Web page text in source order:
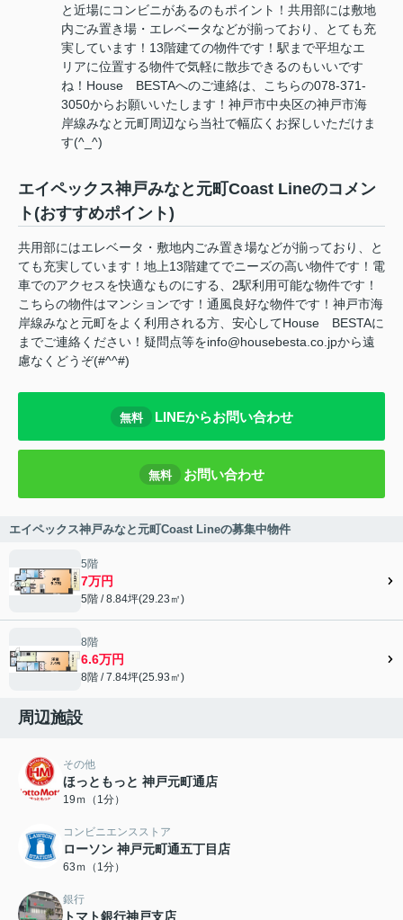
と近場にコンビニがあるのもポイント！共用部には敷地
内ごみ置き場・エレベータなどが揃っており、とても充
実しています！13階建ての物件です！駅まで平坦なエ
リアに位置する物件で気軽に散歩できるのもいいです
ね！House BESTAへのご連絡は、こちらの078-371-
3050からお願いいたします！神戸市中央区の神戸市海
岸線みなと元町周辺なら当社で幅広くお探しいただけま
す(^_^)
エイペックス神戸みなと元町Coast Lineのコメン
ト(おすすめポイント)
共用部にはエレベータ・敷地内ごみ置き場などが揃っており、と
ても充実しています！地上13階建てでニーズの高い物件です！電
車でのアクセスを快適なものにする、2駅利用可能な物件です！
こちらの物件はマンションです！通風良好な物件です！神戸市海
岸線みなと元町をよく利用される方、安心してHouse BESTAに
までご連絡ください！疑問点等をinfo@housebesta.co.jpから遠
慮なくどうぞ(#^^#)
無料 LINEからお問い合わせ
無料 お問い合わせ
エイペックス神戸みなと元町Coast Lineの募集中物件
5階
7万円
5階 / 8.84坪(29.23㎡)
8階
6.6万円
8階 / 7.84坪(25.93㎡)
周辺施設
その他
ほっともっと 神戸元町通店
19ｍ（1分）
コンビニエンスストア
ローソン 神戸元町通五丁目店
63ｍ（1分）
銀行
トマト銀行神戸支店